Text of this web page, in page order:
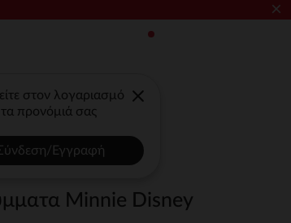
×
στον λογαριασμό
τα προνόμιά σας
Εγγραφή
Minnie Disney